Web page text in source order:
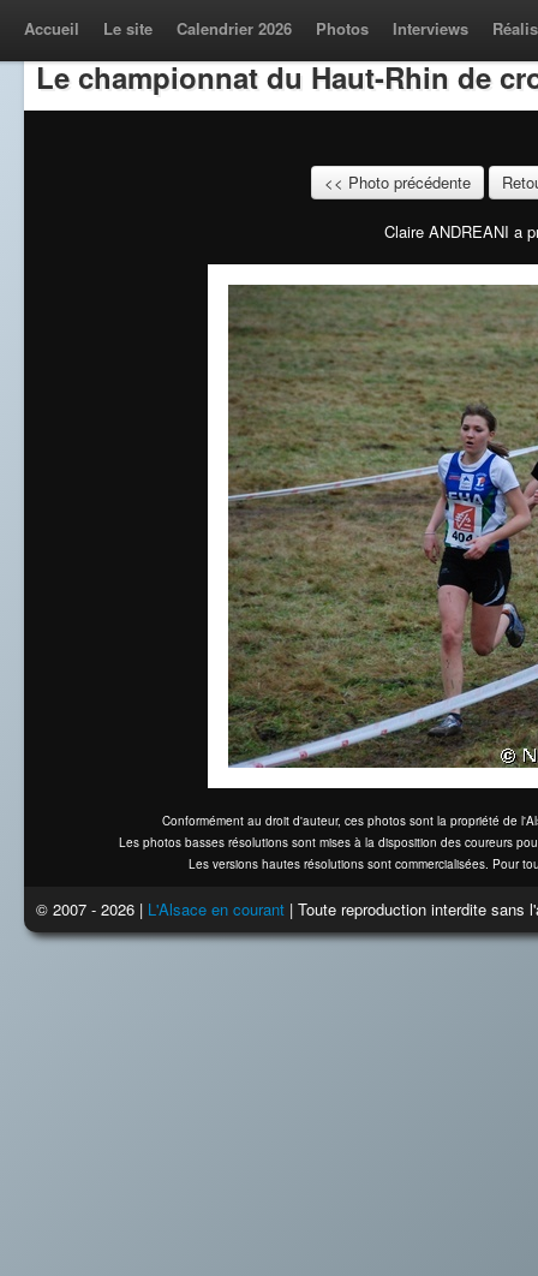
Accueil Le site Calendrier 2026 Photos Interviews
Le championnat du Haut-Rhin de
<< Photo précédente
Claire ANDREANI a
Conformément au droit d'auteur, ces photos sont la propriété de
Les photos basses résolutions sont mises à la disposition des coureurs
Les versions hautes résolutions sont commercialisées. Pour
© 2007 - 2026 | L'Alsace en courant | Toute reproduction interdite sans